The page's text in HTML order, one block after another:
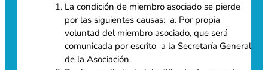
La condición de miembro asociado se pierde
por las siguientes causas: a. Por propia
voluntad del miembro asociado, que será
comunicada por escrito a la Secretaría General
de la Asociación.